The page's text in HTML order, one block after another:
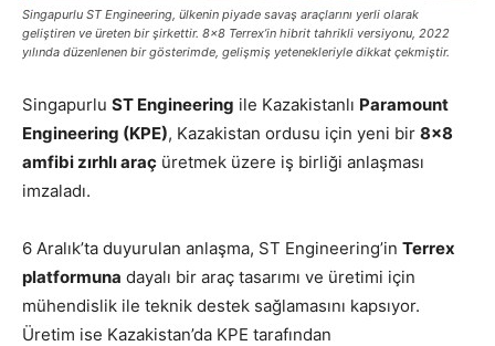
Singapurlu ST Engineering, ülkenin piyade savaş araçlarını yerli olarak
geliştiren ve üreten bir şirkettir. 8×8 Terrex’in hibrit tahrikli versiyonu, 2022
yılında düzenlenen bir gösterimde, gelişmiş yetenekleriyle dikkat çekmiştir.
Singapurlu ST Engineering ile Kazakistanlı Paramount
Engineering (KPE), Kazakistan ordusu için yeni bir 8×8
amfibi zırhlı araç üretmek üzere iş birliği anlaşması
imzaladı.
6 Aralık’ta duyurulan anlaşma, ST Engineering’in Terrex
platformuna dayalı bir araç tasarımı ve üretimi için
mühendislik ile teknik destek sağlamasını kapsıyor.
Üretim ise Kazakistan’da KPE tarafından